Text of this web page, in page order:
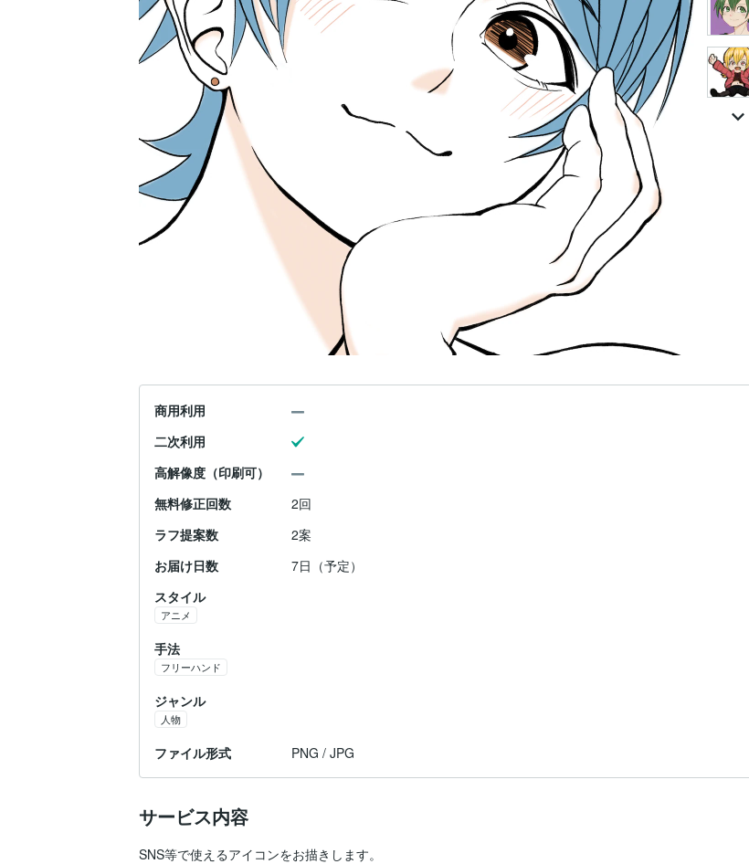
商用利用
二次利用
高解像度（印刷可）
無料修正回数
2回
ラフ提案数
2案
お届け日数
7日（予定）
スタイル
アニメ
手法
フリーハンド
ジャンル
人物
ファイル形式 PNG / JPG
サービス内容
SNS等で使えるアイコンをお描きします。